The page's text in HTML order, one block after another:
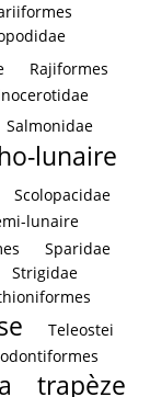
Rajiformes
Salmonidae
lunaire
Scolopacidae
lunaire
Sparidae
Strigidae
Teleostei
trapèze